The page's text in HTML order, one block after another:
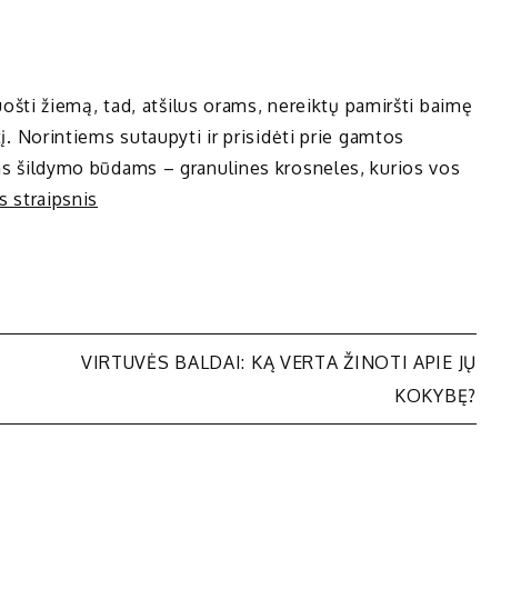
žiemą, tad, atšilus orams, nereiktų pamiršti baimę
Norintiems sutaupyti ir prisidėti prie gamtos
būdams – granulines krosneles, kurios vos
straipsnis
VIRTUVĖS BALDAI: KĄ VERTA ŽINOTI APIE JŲ
KOKYBĘ?